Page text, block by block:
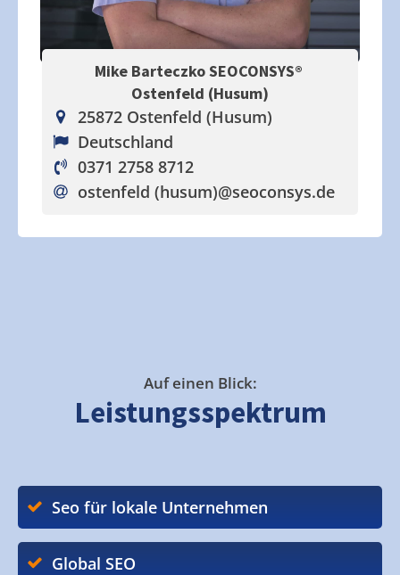
Mike Barteczko SEOCONSYS®
Ostenfeld (Husum)
25872 Ostenfeld (Husum)
Deutschland
0371 2758 8712
ostenfeld (husum)@seoconsys.de
Auf einen Blick:
Leistungsspektrum
Seo für lokale Unternehmen
Global SEO